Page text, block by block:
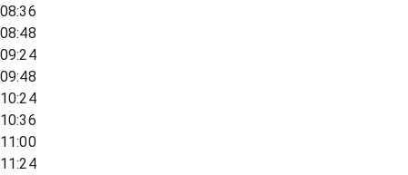
08:36
08:48
09:24
09:48
10:24
10:36
11:00
11:24